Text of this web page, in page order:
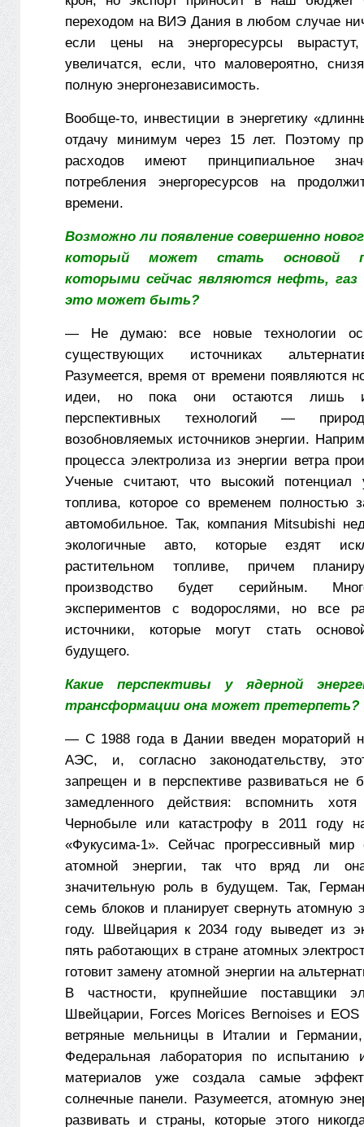
переходом на ВИЭ Дания в любом случае
если цены на энергоресурсы
увеличатся, если, что маловероятно,
полную энергонезависимость.
Вообще-то, инвестиции в энергетику
отдачу минимум через 15 лет. Поэтому
расходов имеют принципиальное
потребления энергоресурсов на
времени.
Возможно ли появление совершенно
который может стать основой
которыми сейчас являются нефть, газ
это может быть?
— Не думаю: все новые технологии
существующих источниках
Разумеется, время от времени появляются
идеи, но пока они остаются лишь
перспективных технологий —
возобновляемых источников энергии.
процесса электролиза из энергии ветра
Ученые считают, что высокий потенциал
топлива, которое со временем полностью
автомобильное. Так, компания Mitsubishi
экологичные авто, которые ездят
растительном топливе, причем
производство будет серийным.
экспериментов с водорослями, но все
источники, которые могут стать
будущего.
Какие перспективы у ядерной
трансформации она может претерпеть?
— С 1988 года в Дании введен мораторий
АЭС, и, согласно законодательству,
запрещен и в перспективе развиваться не
замедленного действия: вспомнить
Чернобыле или катастрофу в 2011 году
«Фукусима-1». Сейчас прогрессивный мир
атомной энергии, так что вряд ли
значительную роль в будущем. Так,
семь блоков и планирует свернуть атомную
году. Швейцария к 2034 году выведет из
пять работающих в стране атомных
готовит замену атомной энергии на
В частности, крупнейшие поставщики
Швейцарии, Forces Morices Bernoises и EOS
ветряные мельницы в Италии и
Федеральная лаборатория по испытанию
материалов уже создала самые
солнечные панели. Разумеется, атомную
развивать и страны, которые этого